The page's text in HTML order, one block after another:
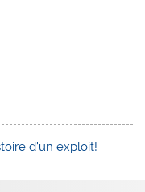
d’un exploit!